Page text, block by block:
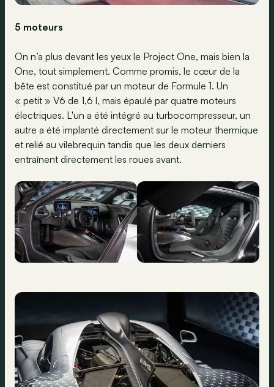
5 moteurs
On n’a plus devant les yeux le Project One, mais bien la
One, tout simplement. Comme promis, le cœur de la
bête est constitué par un moteur de Formule 1. Un
« petit » V6 de 1,6 l, mais épaulé par quatre moteurs
électriques. L'un a été intégré au turbocompresseur, un
autre a été implanté directement sur le moteur thermique
et relié au vilebrequin tandis que les deux derniers
entraînent directement les roues avant.